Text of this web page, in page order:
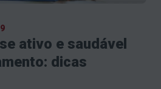
ativo e saudável
dicas